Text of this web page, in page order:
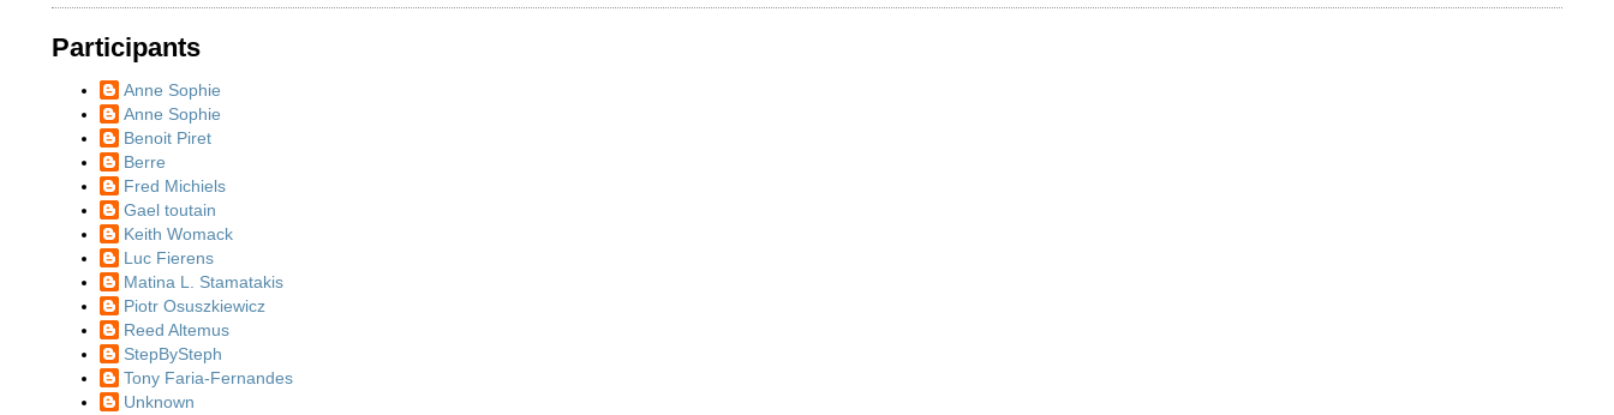
Participants
Anne Sophie
Anne Sophie
Benoit Piret
Berre
Fred Michiels
Gael toutain
Keith Womack
Luc Fierens
Matina L. Stamatakis
Piotr Osuszkiewicz
Reed Altemus
StepBySteph
Tony Faria-Fernandes
Unknown